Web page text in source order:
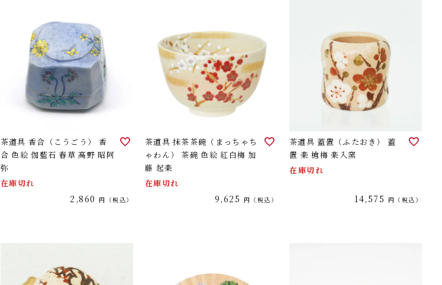
茶道具 香合（こうごう） 香
合 色絵 伽藍石 春草 高野 昭阿
弥
在庫切れ
2,860 税込
茶道具 抹茶茶碗（まっちゃち
ゃわん） 茶碗 色絵 紅白梅 加
藤 起楽
在庫切れ
9,625 税込
茶道具 蓋置（ふたおき） 蓋
置 楽 槍梅 楽入窯
在庫切れ
14,575 税込